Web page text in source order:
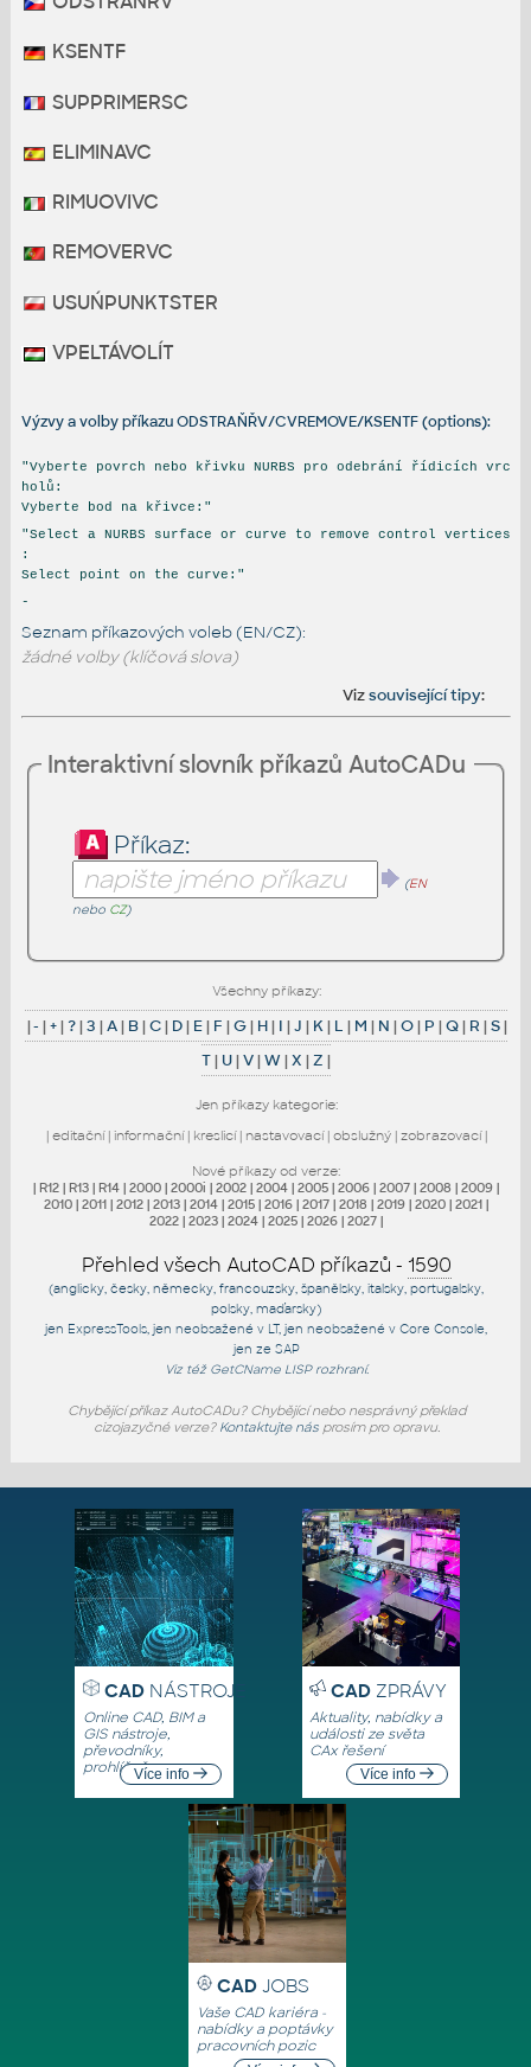
KSENTF
SUPPRIMERSC
ELIMINAVC
RIMUOVIVC
REMOVERVC
USUŃPUNKTSTER
VPELTÁVOLÍT
Výzvy a volby příkazu ODSTRAŇŘV/CVREMOVE/KSENTF (options):
"Vyberte povrch nebo křivku NURBS pro odebrání řídicích vrc
holů:
Vyberte bod na křivce:"
"Select a NURBS surface or curve to remove control vertices
:
Select point on the curve:"
-
Seznam příkazových voleb (EN/CZ):
žádné volby (klíčová slova)
Vizsouvisející tipy:
Interaktivní slovník příkazů AutoCADu
Příkaz:
(EN
nebo CZ)
Všechny příkazy:
|- |+|?|3 |A| B|C| D| E| F |G| H| I |J | K| L | M | N |O| P |Q| R |S|
T| U|V|W|X |Z |
Jen příkazy kategorie:
| editační| informační| kreslicí| nastavovací| obslužný| zobrazovací|
Nové příkazy od verze:
| R12 | R13 | R14 | 2000 | 2000i | 2002 | 2004 | 2005 | 2006 | 2007 | 2008 | 2009 |
2010 | 2011 | 2012 | 2013 | 2014 | 2015 | 2016 | 2017 | 2018 | 2019 | 2020 | 2021 |
2022 | 2023 | 2024 | 2025 | 2026 | 2027 |
Přehled všech AutoCAD příkazů - 1590
(anglicky, česky, německy, francouzsky, španělsky, italsky, portugalsky,
polsky, maďarsky)
jen ExpressTools , jen neobsažené v LT, jen neobsažené v Core Console
jen ze SAP
Viz též GetCNameLISP rozhraní.
Chybějící příkaz AutoCADu? Chybějící nebo nesprávný překlad
cizojazyčné verze? Kontaktujte násprosím pro opravu.
CADNÁSTROJE
Online CAD, BIM a
GIS nástroje,
převodníky,
prohlížečeVíce info
CADZPRÁVY
Aktuality, nabídky a
události ze světa
CAx řešení
Více info
CAD JOBS
Vaše CAD kariéra -
nabídky a poptávky
pracovních pozic